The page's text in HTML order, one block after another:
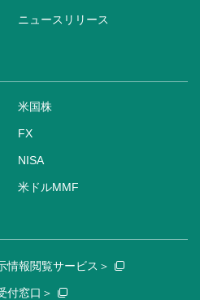
ニュースリリース
米国株
FX
NISA
米ドルMMF
情報閲覧サービス＞
付窓口＞